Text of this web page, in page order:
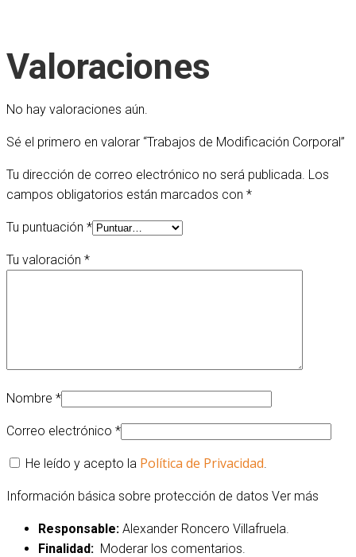
Valoraciones
No hay valoraciones aún.
Sé el primero en valorar “Trabajos de Modificación Corporal”
Tu dirección de correo electrónico no será publicada. Los
campos obligatorios están marcados con *
Tu puntuación *
Tu valoración *
Nombre *
Correo electrónico *
He leído y acepto la Política de Privacidad
Información básica sobre protección de datos Ver más
Responsable: Alexander Roncero Villafruela.
Finalidad: Moderar los comentarios.